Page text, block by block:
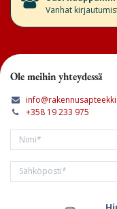
Vanhat
Ole meihin yhteydessä
+358 19 233 975